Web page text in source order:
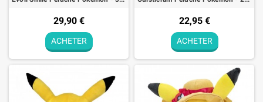
29,90 €
ACHETER
22,95 €
ACHETER